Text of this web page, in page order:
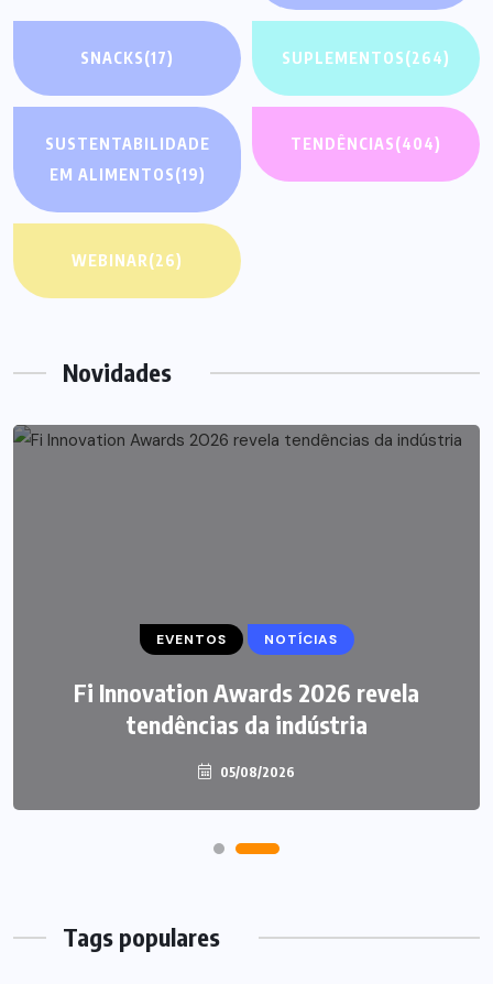
SNACKS(17) SUPLEMENTOS(264)
SUSTENTABILIDADE
EM ALIMENTOS(19)
TENDÊNCIAS(404)
WEBINAR(26)
Novidades
EVENTOS NOTÍCIAS
Fi Innovation Awards 2026 revela
tendências da indústria
05/08/2026
NEGÓCIOS
P&G anuncia aquisição da Thorne por
US$ 3,8 bilhões
05/08/2026
Tags populares